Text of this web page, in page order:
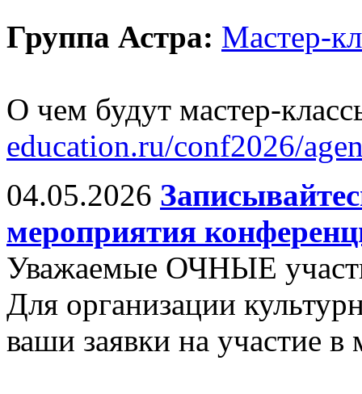
Группа Астра: Мастер-
О чем будут мастер-
education.ru/conf2026/
04.05.2026
мероприятия
Уважаемые ОЧНЫЕ
Для организации
ваши заявки на участие в